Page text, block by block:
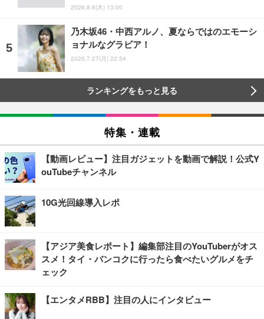
2026.8.6(木) 13:00
乃木坂46・中西アルノ、夏ならではのエモーシ
ョナルなグラビア！
2026.7.27(月) 22:54
ランキングをもっと見る
特集・連載
【動画レビュー】注目ガジェットを動画で解説！公式Y
ouTubeチャンネル
10G光回線導入レポ
【アジア美食レポート】編集部注目のYouTuberがオス
スメ！タイ・バンコクに行ったら食べたいグルメをチ
ェック
【エンタメRBB】注目の人にインタビュー